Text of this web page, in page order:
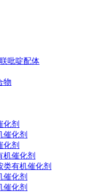
吡啶配体
物
化剂
催化剂
化剂
机催化剂
类有机催化剂
催化剂
催化剂